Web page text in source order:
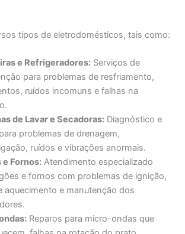
tipos de eletrodomésticos, tais como:
e Refrigeradores: Serviços de
para problemas de resfriamento,
ruídos incomuns e falhas na
de Lavar e Secadoras: Diagnóstico e
problemas de drenagem,
ruídos e vibrações anormais.
e Fornos: Atendimento especializado
e fornos com problemas de ignição,
aquecimento e manutenção dos
Reparos para micro-ondas que